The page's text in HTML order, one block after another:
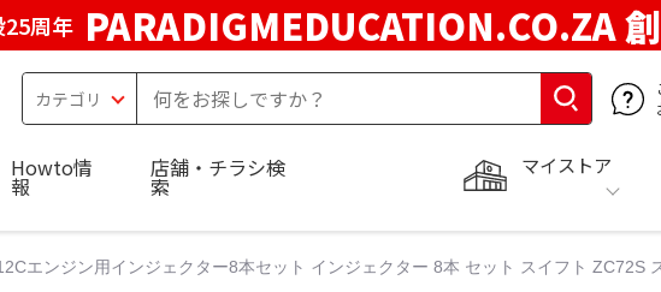
25周年 PARADIGMEDUCATION.CO.ZA
マイストア
Howto情
報
店舗・チラシ検
索
エンジン用インジェクター8本セット インジェクター 8本 セット スイフト ZC72S